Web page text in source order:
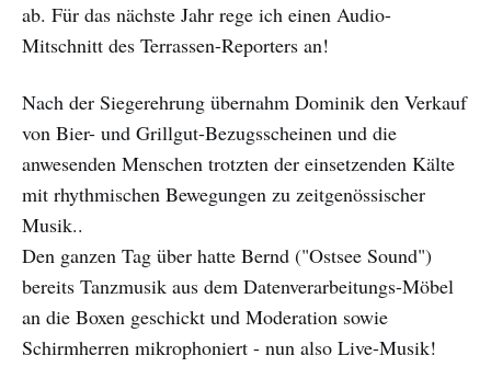
ab. Für das nächste Jahr rege ich einen Audio-
Mitschnitt des Terrassen-Reporters an!
Nach der Siegerehrung übernahm Dominik den Verkauf
von Bier- und Grillgut-Bezugsscheinen und die
anwesenden Menschen trotzten der einsetzenden Kälte
mit rhythmischen Bewegungen zu zeitgenössischer
Musik..
Den ganzen Tag über hatte Bernd ("Ostsee Sound")
bereits Tanzmusik aus dem Datenverarbeitungs-Möbel
an die Boxen geschickt und Moderation sowie
Schirmherren mikrophoniert - nun also Live-Musik!